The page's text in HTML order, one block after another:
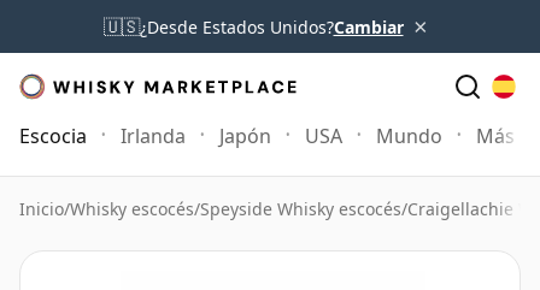
🇺🇸¿Desde Estados Unidos?Cambiar ×
Escocia Irlanda Japón USA Mundo Más
Inicio/Whisky escocés/Speyside Whisky escocés/Craigellachie